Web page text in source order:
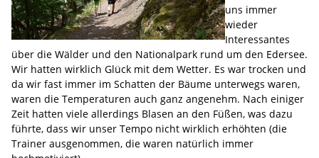
uns immer
wieder
Interessantes
über die Wälder und den Nationalpark rund um den Edersee.
Wir hatten wirklich Glück mit dem Wetter. Es war trocken und
da wir fast immer im Schatten der Bäume unterwegs waren,
waren die Temperaturen auch ganz angenehm. Nach einiger
Zeit hatten viele allerdings Blasen an den Füßen, was dazu
führte, dass wir unser Tempo nicht wirklich erhöhten (die
Trainer ausgenommen, die waren natürlich immer